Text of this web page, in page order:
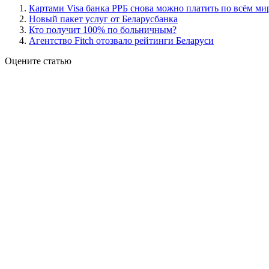
Картами Visa банка РРБ снова можно платить по всём
Новый пакет услуг от Беларусбанка
Кто получит 100% по больничным?
Агентство Fitch отозвало рейтинги Беларуси
Оцените статью